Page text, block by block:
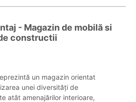
- Magazin de mobilă si
constructii
un magazin orientat
unei diversități de
atât amenajărilor interioare,